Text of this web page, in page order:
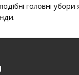
головні убори